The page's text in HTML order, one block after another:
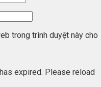
trong trình duyệt này cho
expired. Please reload